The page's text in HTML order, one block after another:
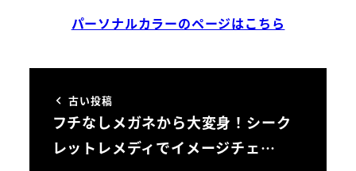
パーソナルカラーのページはこちら
古い投稿
フチなしメガネから大変身！シーク
レットレメディでイメージチェ…